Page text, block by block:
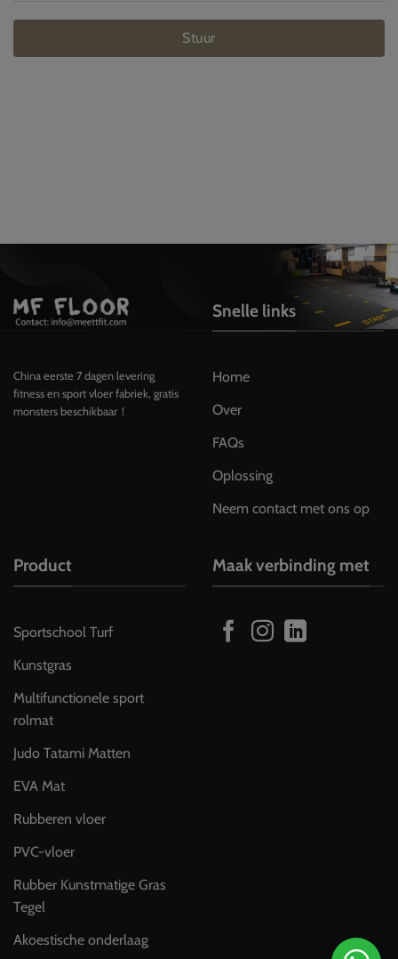
Stuur
China eerste 7 dagen levering
fitness en sport vloer fabriek, gratis
monsters beschikbaar！
Snelle links
Home
Over
FAQs
Oplossing
Neem contact met ons op
Product
Sportschool Turf
Kunstgras
Multifunctionele sport
rolmat
Judo Tatami Matten
EVA Mat
Rubberen vloer
PVC-vloer
Rubber Kunstmatige Gras
Tegel
Akoestische onderlaag
Maak verbinding met